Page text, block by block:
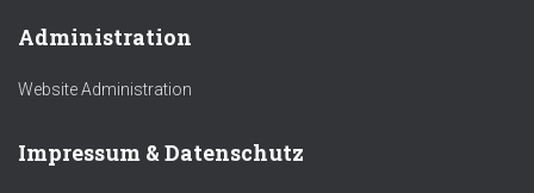
Administration
Website Administration
Impressum & Datenschutz